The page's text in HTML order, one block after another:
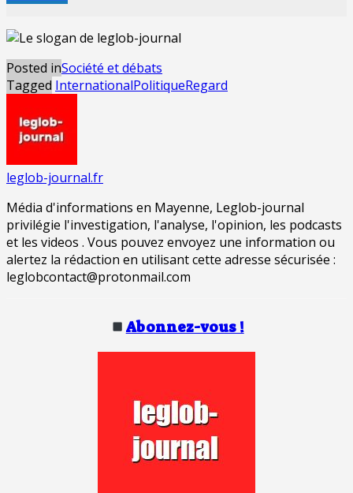
Posted inSociété et débats
Tagged InternationalPolitiqueRegard
leglob-journal.fr
Média d'informations en Mayenne, Leglob-journal
privilégie l'investigation, l'analyse, l'opinion, les podcasts
et les videos . Vous pouvez envoyez une information ou
alertez la rédaction en utilisant cette adresse sécurisée :
leglobcontact@protonmail.com
Abonnez-vous !